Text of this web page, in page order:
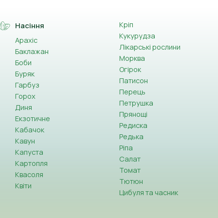
Насіння
Арахіс
Баклажан
Боби
Буряк
Гарбуз
Горох
Диня
Екзотичне
Кабачок
Кавун
Капуста
Картопля
Квасоля
Квіти
Кріп
Кукурудза
Лікарські рослини
Морква
Огірок
Патисон
Перець
Петрушка
Прянощі
Редиска
Редька
Ріпа
Салат
Томат
Тютюн
Цибуля та часник